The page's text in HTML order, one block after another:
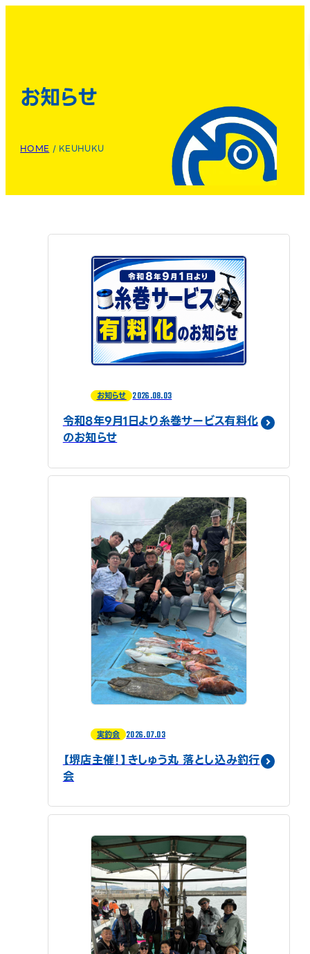
お知らせ
HOME / KEUHUKU
お知らせ 2026.08.03
令和8年9月1日より糸巻サービス有料化
のお知らせ
実釣会 2026.07.03
【堺店主催！】きしゅう丸 落とし込み釣行
会